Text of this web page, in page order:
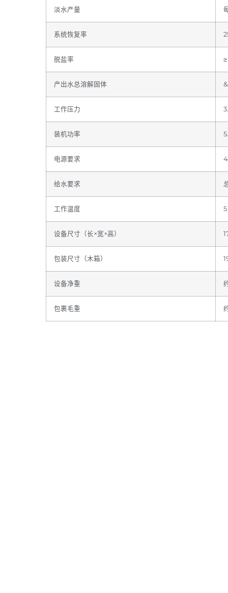
淡水产量
系统恢复率
脱盐率
产出水总溶解固体
工作压力
装机功率
电源要求
给水要求
工作温度
设备尺寸（长×宽×高）
包装尺寸（木箱）
设备净重
包裹毛重